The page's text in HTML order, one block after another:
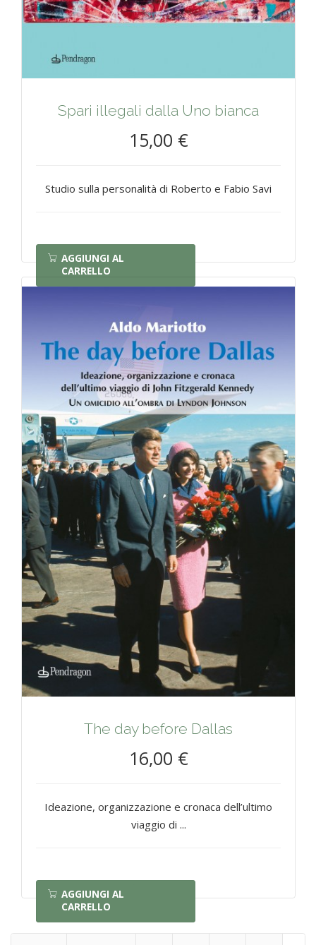
Spari illegali dalla Uno bianca
15,00 €
Studio sulla personalità di Roberto e Fabio Savi
AGGIUNGI AL
CARRELLO
The day before Dallas
16,00 €
Ideazione, organizzazione e cronaca dell’ultimo
viaggio di ...
AGGIUNGI AL
CARRELLO